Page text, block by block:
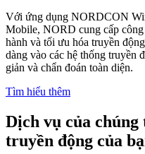
Với ứng dụng NORDCON
Mobile, NORD cung cấp
hành và tối ưu hóa truyền
dàng vào các hệ thống truyền
giản và chẩn đoán toàn diện.
Tìm hiểu thêm
Dịch vụ của
truyền động của